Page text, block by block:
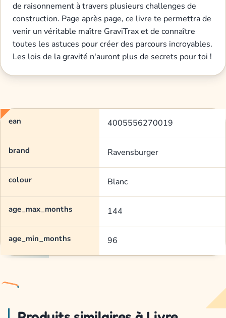
de raisonnement à travers plusieurs challenges de
construction. Page après page, ce livre te permettra de
venir un véritable maître GraviTrax et de connaître
toutes les astuces pour créer des parcours incroyables.
Les lois de la gravité n'auront plus de secrets pour toi !
ean 4005556270019
brand Ravensburger
colour Blanc
age_max_months 144
age_min_months 96